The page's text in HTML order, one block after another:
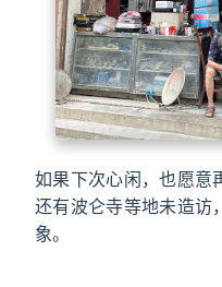
如果下次心闲，也愿意
还有波仑寺等地未造访
象。